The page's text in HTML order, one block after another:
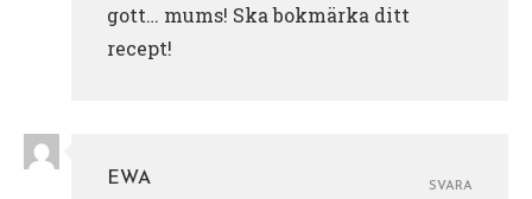
gott… mums! Ska bokmärka ditt
recept!
EWA
SVARA